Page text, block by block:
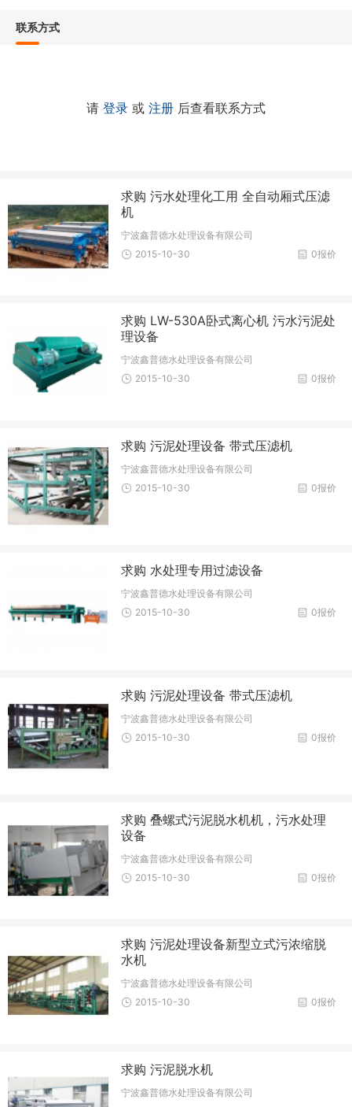
联系方式
请 登录 或 注册 后查看联系方式
求购 污水处理化工用 全自动厢式压滤
机
宁波鑫普德水处理设备有限公司
0报价
2015-10-30
求购 LW-530A卧式离心机 污水污泥处
理设备
宁波鑫普德水处理设备有限公司
0报价
2015-10-30
求购 污泥处理设备 带式压滤机
宁波鑫普德水处理设备有限公司
0报价
2015-10-30
求购 水处理专用过滤设备
宁波鑫普德水处理设备有限公司
0报价
2015-10-30
求购 污泥处理设备 带式压滤机
宁波鑫普德水处理设备有限公司
0报价
2015-10-30
求购 叠螺式污泥脱水机机，污水处理
设备
宁波鑫普德水处理设备有限公司
0报价
2015-10-30
求购 污泥处理设备新型立式污浓缩脱
水机
宁波鑫普德水处理设备有限公司
0报价
2015-10-30
求购 污泥脱水机
宁波鑫普德水处理设备有限公司